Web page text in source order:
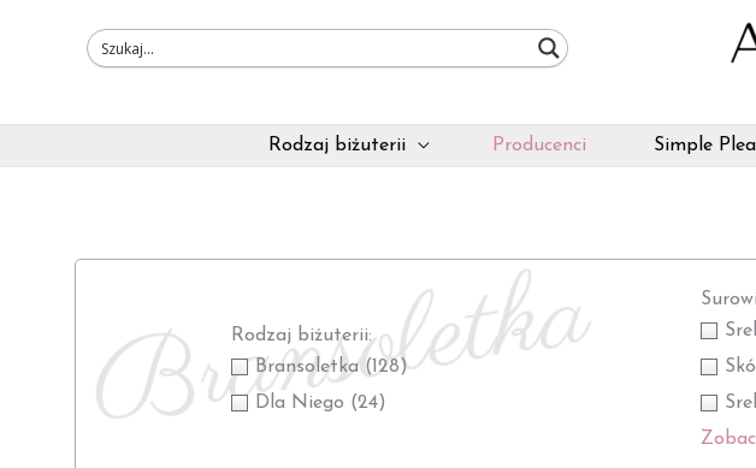
Rodzaj biżuterii Producenci Simple
Bransoletka
Rodzaj biżuterii:
Bransoletka (128)
Dla Niego (24)